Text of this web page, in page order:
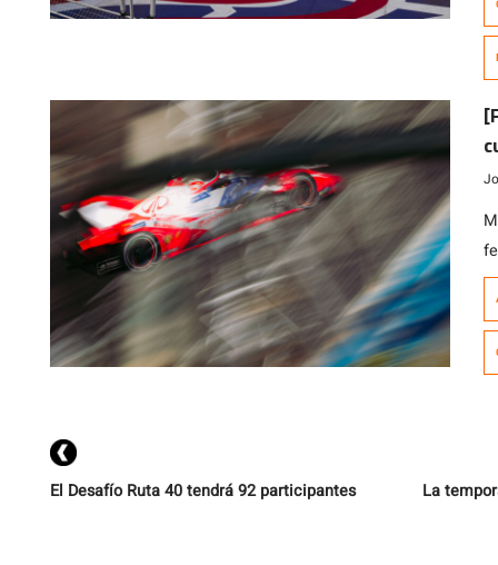
El Desafío Ruta 40 tendrá 92 participantes La